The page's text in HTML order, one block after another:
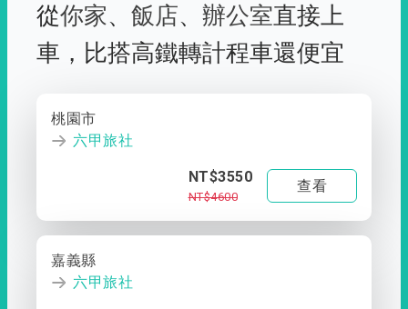
從你家、 飯店、 辦公室直接上
車， 比搭高鐵轉計程車還便宜
桃園市
六甲旅社
NT$3550
NT$4600
查看
嘉義縣
六甲旅社